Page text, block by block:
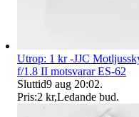
Utrop: 1 kr -JJC
f/1.8 II motsvarar ES-62
Sluttid9 aug 20:02.
Pris:2 kr,Ledande bud.